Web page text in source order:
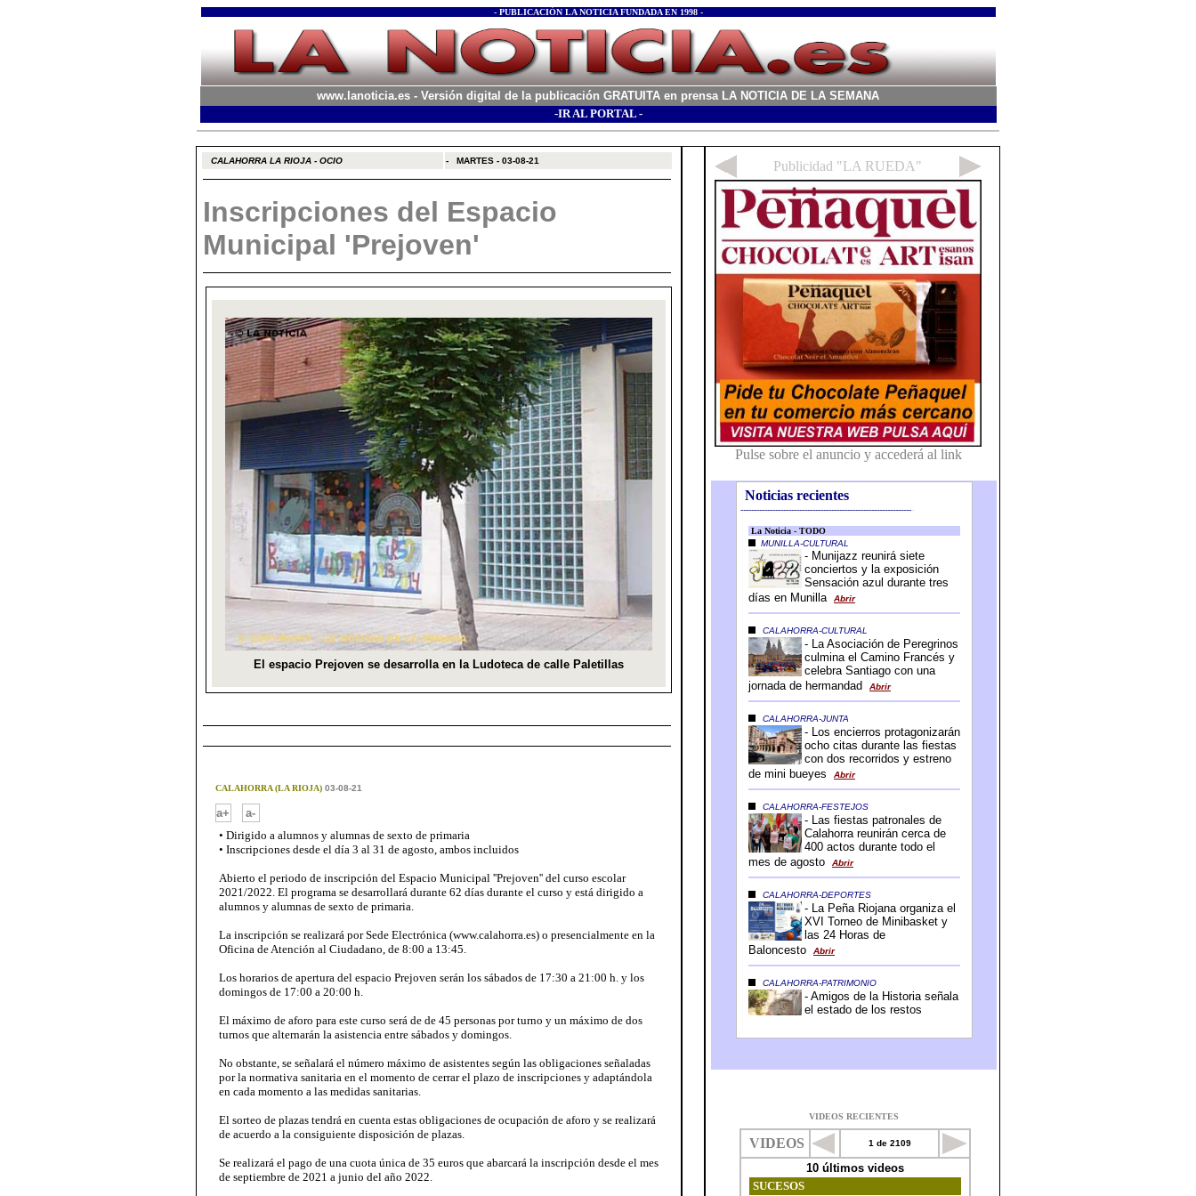
- PUBLICACIÓN LA NOTICIA FUNDADA EN 1998 -
www.lanoticia.es - Versión digital de la publicación GRATUITA en prensa LA NOTICIA DE LA SEMANA
-IR AL PORTAL -
CALAHORRA LA RIOJA - OCIO - MARTES - 03-08-21
Inscripciones del Espacio
Municipal 'Prejoven'
CALAHORRA (LA RIOJA)03-08-21
a+
a-
• Dirigido a alumnos y alumnas de sexto de primaria
• Inscripciones desde el día 3 al 31 de agosto, ambos incluidos
Abierto el periodo de inscripción del Espacio Municipal ''Prejoven'' del curso escolar
2021/2022. El programa se desarrollará durante 62 días durante el curso y está dirigido a
alumnos y alumnas de sexto de primaria.
La inscripción se realizará por Sede Electrónica (www.calahorra.es) o presencialmente en la
Oficina de Atención al Ciudadano, de 8:00 a 13:45.
Los horarios de apertura del espacio Prejoven serán los sábados de 17:30 a 21:00 h. y los
domingos de 17:00 a 20:00 h.
El máximo de aforo para este curso será de de 45 personas por turno y un máximo de dos
turnos que alternarán la asistencia entre sábados y domingos.
No obstante, se señalará el número máximo de asistentes según las obligaciones señaladas
por la normativa sanitaria en el momento de cerrar el plazo de inscripciones y adaptándola
en cada momento a las medidas sanitarias.
El sorteo de plazas tendrá en cuenta estas obligaciones de ocupación de aforo y se realizará
de acuerdo a la consiguiente disposición de plazas.
Se realizará el pago de una cuota única de 35 euros que abarcará la inscripción desde el mes
de septiembre de 2021 a junio del año 2022.
Noticias recientes
-----------------------------------------------------------------
VIDEOS RECIENTES